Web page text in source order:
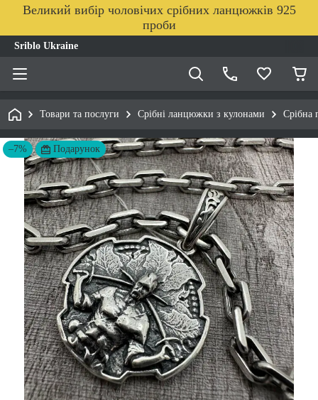
Великий вибір чоловічих срібних ланцюжків 925
проби
Sriblo Ukraine
Товари та послуги Срібні ланцюжки з кулонами Срібна
–7% Подарунок